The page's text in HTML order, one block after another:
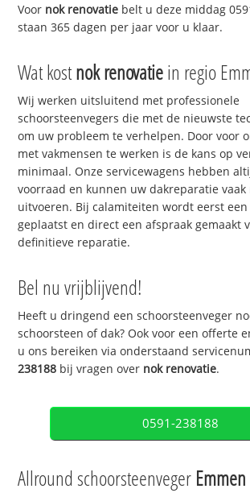
Voor nok renovatie belt u deze middag
staan 365 dagen per jaar voor u klaar.
Wat kostnok renovatiein regio
Wij werken uitsluitend met professionele
schoorsteenvegers die met de nieuwste
om uw probleem te verhelpen. Door voor
met vakmensen te werken is de kans op
minimaal. Onze servicewagens hebben
voorraad en kunnen uw dakreparatie vaak
uitvoeren. Bij calamiteiten wordt eerst
geplaatst en direct een afspraak gemaakt
definitieve reparatie.
Bel nu vrijblijvend!
Heeft u dringend een schoorsteenveger
schoorsteen of dak? Ook voor een offerte
u ons bereiken via onderstaand
238188 bij vragen over nok renovatie.
0591-238188
Allround schoorsteenveger